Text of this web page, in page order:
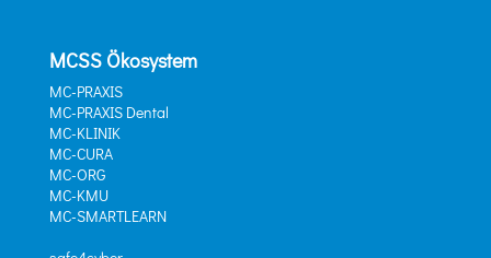
MCSS Ökosystem
MC-PRAXIS
MC-PRAXIS Dental
MC-KLINIK
MC-CURA
MC-ORG
MC-KMU
MC-SMARTLEARN